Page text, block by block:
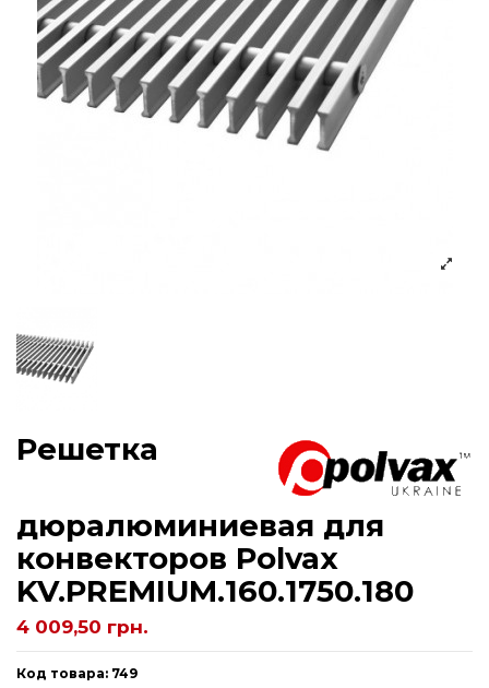
Решетка
дюралюминиевая для
конвекторов Polvax
KV.PREMIUM.160.1750.180
4 009,50 грн.
Код товара: 749